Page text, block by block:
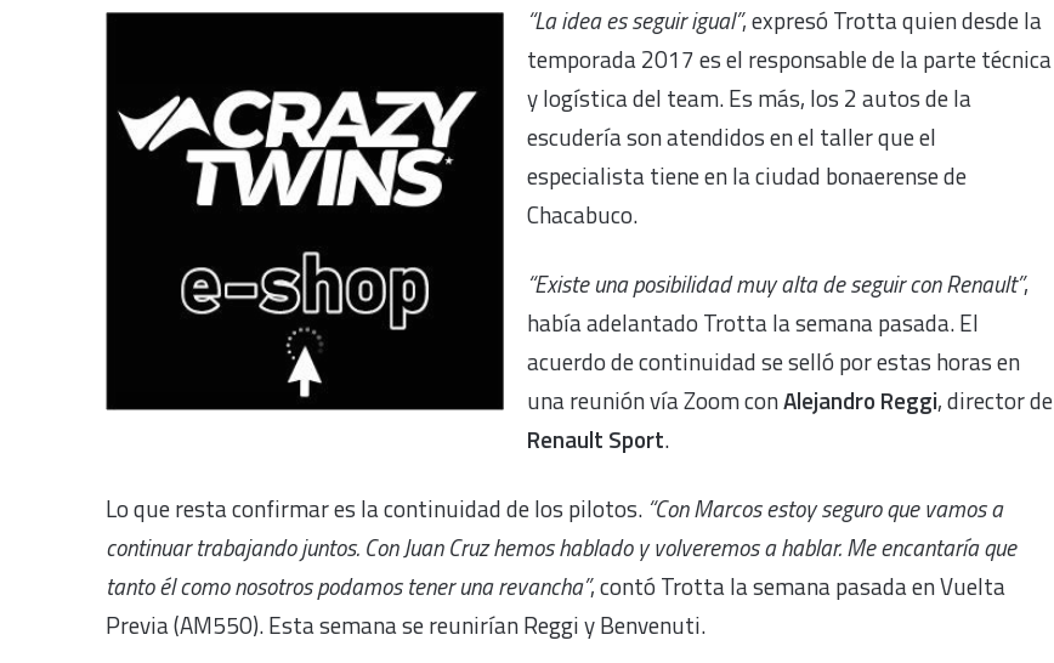
“La idea es seguir igual”, expresó Trotta quien desde la
temporada 2017 es el responsable de la parte técnica
y logística del team. Es más, los 2 autos de la
escudería son atendidos en el taller que el
especialista tiene en la ciudad bonaerense de
Chacabuco.
“Existe una posibilidad muy alta de seguir con Renault”,
había adelantado Trotta la semana pasada. El
acuerdo de continuidad se selló por estas horas en
una reunión vía Zoom conAlejandro Reggi, director de
Renault Sport.
Lo que resta confirmar es la continuidad de los pilotos. “Con Marcos estoy seguro que vamos a
continuar trabajando juntos. Con Juan Cruz hemos hablado y volveremos a hablar. Me encantaría que
tanto él como nosotros podamos tener una revancha”, contó Trotta la semana pasada en Vuelta
Previa (AM550). Esta semana se reunirían Reggi y Benvenuti.